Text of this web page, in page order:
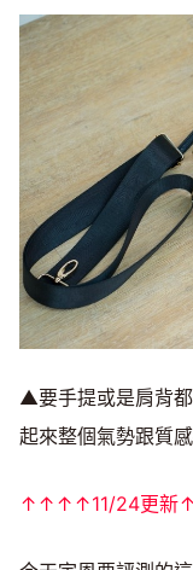
▲要手提或是肩背
起來整個氣勢跟質
↑↑↑↑11/24更